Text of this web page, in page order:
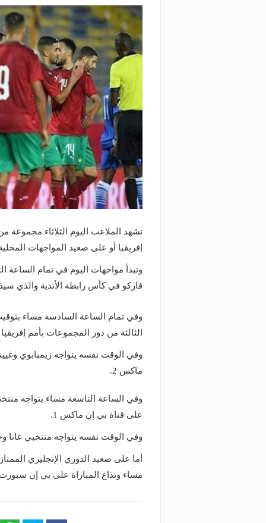
تشهد الملاعب اليوم الثلاثاء
إفريقيا أو على صعيد المواجهات
وتبدأ مواجهات اليوم في تمام الساعة
فاركو في كأس رابطة الأندية والذي
وفي تمام الساعة السادسة مساء
الثالثة من دور المجموعات بأمم
وفي الوقت نفسه يتواجه زيمبابوي
ماكس 2.
وفي الساعة التاسعة مساء يتواجه
على قناة بي إن ماكس 1.
وفي الوقت نفسه يتواجه منتخبي غانا
أما على صعيد الدوري الإنجليزي
مساء وتذاع المباراة على بي إن سبورت